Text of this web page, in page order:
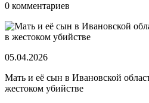
0 комментариев
05.04.2026
Мать и её сын в Ивановской
жестоком убийстве